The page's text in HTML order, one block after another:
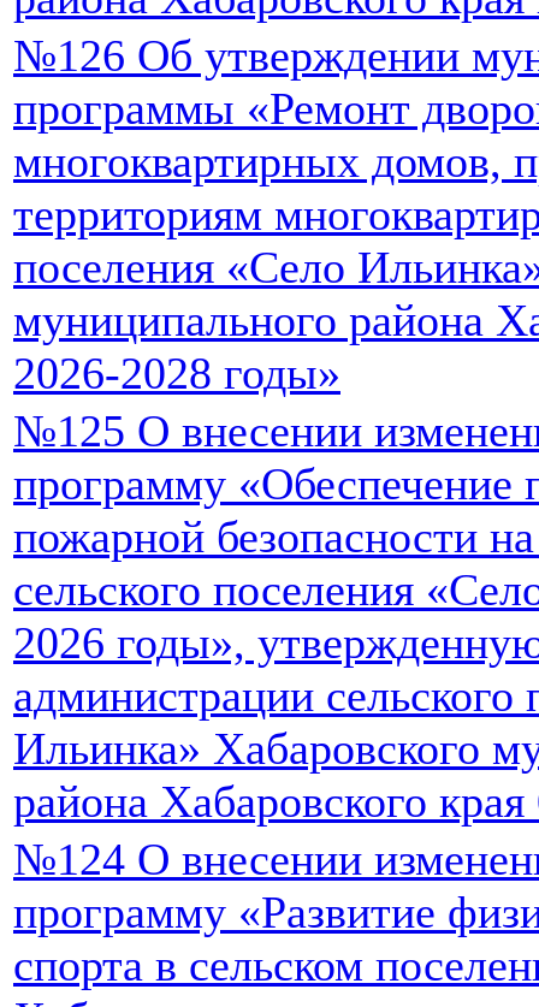
№126 Об утверждении
программы «Ремонт
многоквартирных домов,
территориям
поселения «Село
муниципального района
2026-2028 годы»
№125 О внесении
программу «Обеспечение
пожарной безопасности
сельского поселения
2026 годы»,
администрации сельского
Ильинка» Хабаровского
района Хабаровского
№124 О внесении
программу «Развитие
спорта в сельском